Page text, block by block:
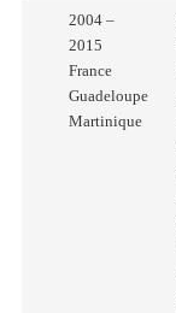
2004 –
2015
France
Guadeloupe
Martinique